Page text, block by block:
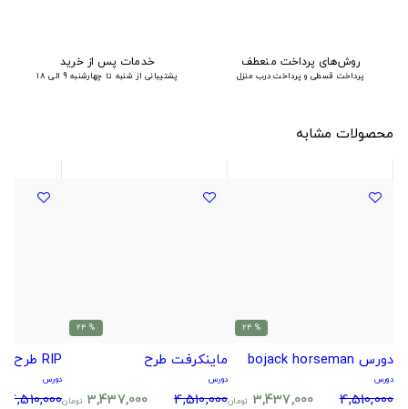
روش‌های پرداخت منعطف
پرداخت قسطی و پرداخت درب منزل
خدمات پس از خرید
پشتیبانی از شنبه تا چهارشنبه 9 الی 18
محصولات مشابه
% 24
دورس bojack horseman
دورس
4,510,000
3,437,000 تومان
% 24
ماینکرفت طرح
دورس
4,510,000
3,437,000 تومان
RIP طرح آغاز شب ابدی!
دورس
4,510,000